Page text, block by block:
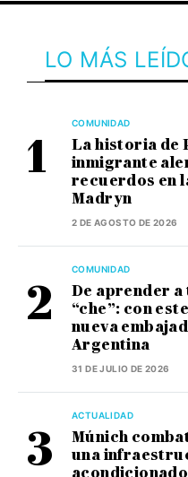
LO MÁS
COMUNIDAD
La historia de
inmigrante
recuerdos en
Madryn
2 DE AGOSTO DE 2026
COMUNIDAD
De aprender
“che”: con
nueva
Argentina
31 DE JULIO DE 2026
ACTUALIDAD
Múnich
una